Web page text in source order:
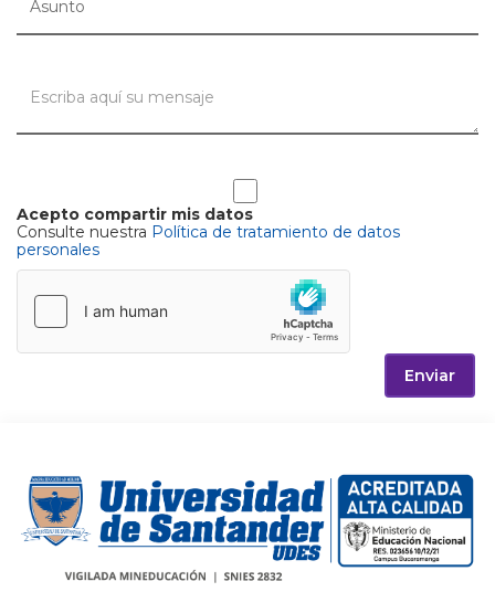
Acepto compartir mis datos
Consulte nuestra Política de tratamiento de datos
personales
Enviar